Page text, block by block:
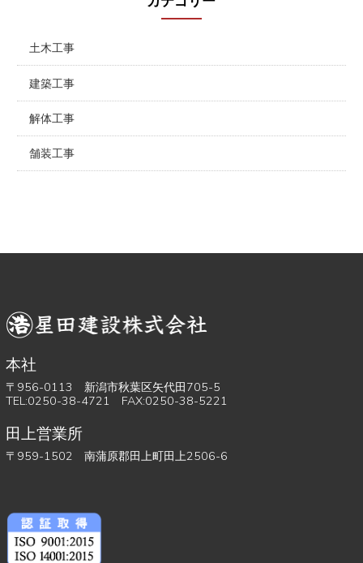
土木工事
建築工事
解体工事
舗装工事
本社
〒956-0113 新潟市秋葉区矢代田705-5
TEL:0250-38-4721 FAX:0250-38-5221
田上営業所
〒959-1502 南蒲原郡田上町田上2506-6